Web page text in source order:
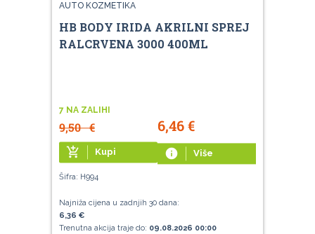
AUTO KOZMETIKA
HB BODY IRIDA AKRILNI SPREJ
RALCRVENA 3000 400ML
7 NA ZALIHI
9,50€ 6,46€
add_shopping_cart Kupi info Više
Šifra: H994
Najniža cijena u zadnjih 30 dana:
6,36 €
Trenutna akcija traje do: 09.08.2026 00:00